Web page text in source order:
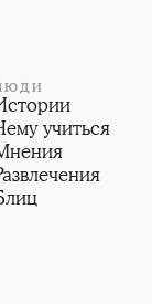
учиться